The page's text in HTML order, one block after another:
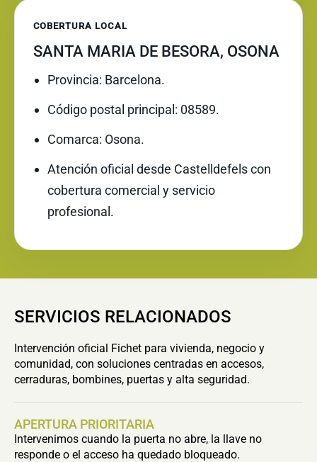
COBERTURA LOCAL
SANTA MARIA DE BESORA, OSONA
Provincia: Barcelona.
Código postal principal: 08589.
Comarca: Osona.
Atención oficial desde Castelldefels con
cobertura comercial y servicio
profesional.
SERVICIOS RELACIONADOS
Intervención oficial Fichet para vivienda, negocio y
comunidad, con soluciones centradas en accesos,
cerraduras, bombines, puertas y alta seguridad.
APERTURA PRIORITARIA
Intervenimos cuando la puerta no abre, la llave no
responde o el acceso ha quedado bloqueado.